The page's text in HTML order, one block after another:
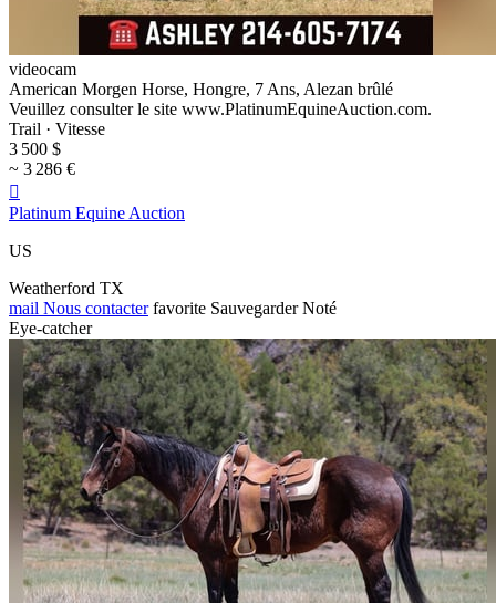
videocam
American Morgen Horse, Hongre, 7 Ans, Alezan brûlé
Veuillez consulter le site www.PlatinumEquineAuction.com.
Trail · Vitesse
3 500 $
~ 3 286 €

Platinum Equine Auction
US
Weatherford TX
mail Nous contacter favorite Sauvegarder Noté
Eye-catcher